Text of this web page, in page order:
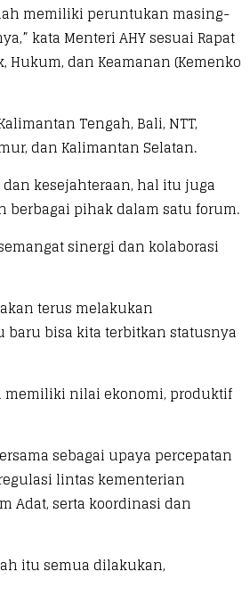
memiliki peruntukan masing-
kata Menteri AHY sesuai Rapat
Hukum, dan Keamanan (Kemenko
Tengah, Bali, NTT,
dan Kalimantan Selatan.
kesejahteraan, hal itu juga
berbagai pihak dalam satu forum.
sinergi dan kolaborasi
terus melakukan
bisa kita terbitkan statusnya
memiliki nilai ekonomi, produktif
sebagai upaya percepatan
lintas kementerian
Adat, serta koordinasi dan
itu semua dilakukan,